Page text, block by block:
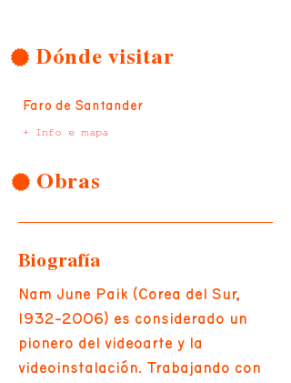
Dónde visitar
Faro de Santander
+ Info e mapa
Obras
Biografía
Nam June Paik (Corea del Sur,
1932-2006) es considerado un
pionero del videoarte y la
videoinstalación. Trabajando con